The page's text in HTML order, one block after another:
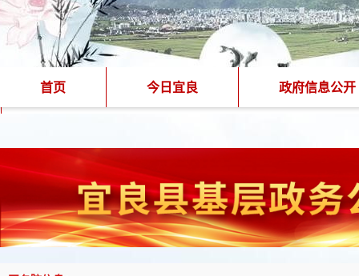
首页 今日宜良 政府信息公开